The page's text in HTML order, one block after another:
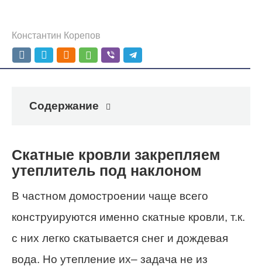
Константин Корепов
Содержание
Скатные кровли закрепляем
утеплитель под наклоном
В частном домостроении чаще всего
конструируются именно скатные кровли, т.к.
с них легко скатывается снег и дождевая
вода. Но утепление их– задача не из